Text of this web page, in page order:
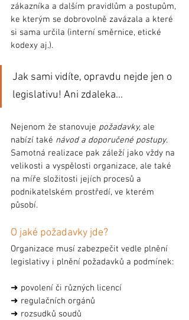
zákazníka a dalším pravidlům a postupům,
ke kterým se dobrovolně zavázala a které
si sama určila (interní směrnice, etické
kodexy aj.).
Jak sami vidíte, opravdu nejde jen o
legislativu! Ani zdaleka...
Nejenom že stanovuje požadavky, ale
nabízí také návod a doporučené postupy.
Samotná realizace pak záleží jako vždy na
velikosti a vyspělosti organizace, ale také
na míře složitosti jejích procesů a
podnikatelském prostředí, ve kterém
působí.
O jaké požadavky jde?
Organizace musí zabezpečit vedle plnění
legislativy i plnění požadavků a podmínek:
➜ povolení či různých licencí
➜ regulačních orgánů
➜ rozsudků soudů